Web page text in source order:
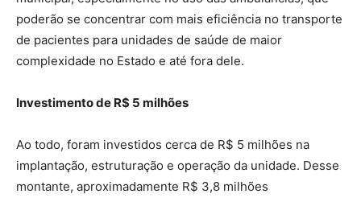
poderão se concentrar com mais eficiência no transporte
de pacientes para unidades de saúde de maior
complexidade no Estado e até fora dele.
Investimento de R$ 5 milhões
Ao todo, foram investidos cerca de R$ 5 milhões na
implantação, estruturação e operação da unidade. Desse
montante, aproximadamente R$ 3,8 milhões